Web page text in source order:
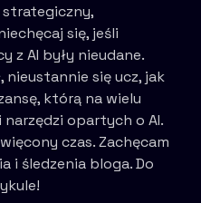
się, jeśli
z AI były nieudane.
się ucz, jak
którą na wielu
narzędzi opartych o AI.
czas. Zachęcam
i śledzenia bloga. Do